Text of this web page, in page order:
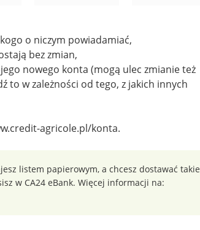
o niczym powiadamiać,
bez zmian,
nowego konta (mogą ulec zmianie też
to w zależności od tego, z jakich innych
agricole.pl/konta.
listem papierowym, a chcesz dostawać takie
w CA24 eBank. Więcej informacji na: